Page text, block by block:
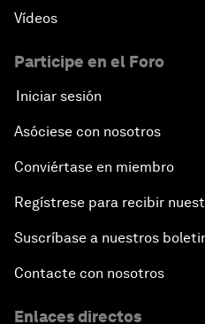
Vídeos
Participe en el Foro
Iniciar sesión
Asóciese con nosotros
Conviértase en miembro
Regístrese para recibir
Suscríbase a nuestros
Contacte con nosotros
Enlaces directos